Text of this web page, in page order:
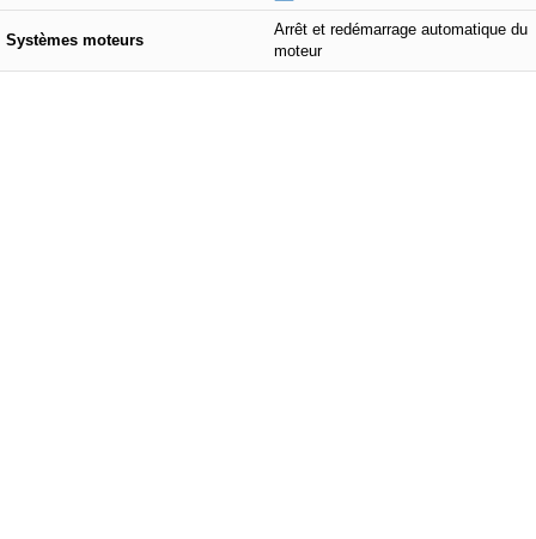
Systèmes moteurs
Arrêt et redémarrage automatique du
moteur